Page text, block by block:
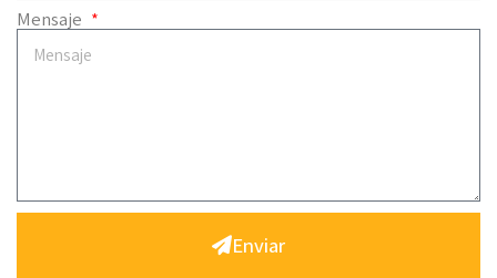
Mensaje
Enviar